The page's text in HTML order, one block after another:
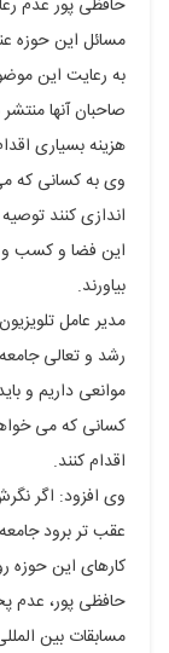
حافظی پور عدم
مسائل این حوزه
به رعایت این
صاحبان آنها
هزینه بسیاری
وی به کسانی که
اندازی کنند
این فضا و کسب و
بیاورند.
مدیر عامل
رشد و تعالی
موانعی داریم و
کسانی که می
اقدام کنند.
وی افزود: اگر
عقب تر برود
کارهای این حوزه
حافظی پور،
مسابقات بین